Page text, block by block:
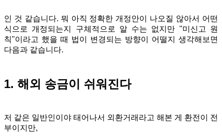
인 것 같습니다. 뭐 아직 정확한 개정안이 나오질 않아서 어떤
식으로 개정되는지 구체적으로 알 수는 없지만 "미신고 원
칙"이라고 했을 때 법이 변경되는 방향이 어떨지 생각해보면
다음과 같습니다.
1. 해외 송금이 쉬워진다
저 같은 일반인이야 태어나서 외환거래라고 해본 게 환전이 전
부이지만,